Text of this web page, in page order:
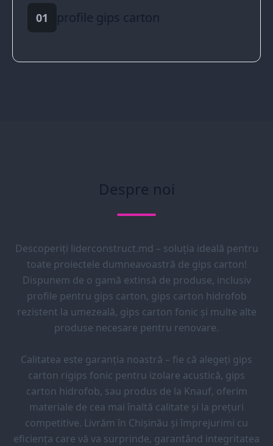
01 profile gips carton
Despre noi
Descoperiți liderconstruct.md – soluția ideală pentru
toate proiectele dumneavoastră de gips carton!
Dispunem de o gamă extinsă de produse, inclusiv
profile pentru gips carton, gips carton hidrofob
rezistent la umezeală, gips carton fonic și multe alte
produse necesare pentru renovare.
Calitatea este garanția noastră – fie că alegeți gips
carton rigips fonic pentru izolare acustică, gips
carton hidrofob, sau produs de la Knauf, oferim
materiale de cea mai înaltă calitate și la prețuri
competitive. Livrăm în Chișinău și împrejurimi cu
eficiența care vă va surprinde, garantând integritatea